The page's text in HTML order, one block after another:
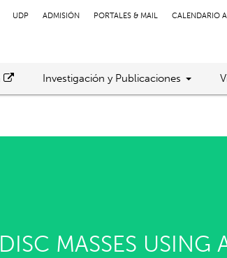
UDP ADMISIÓN PORTALES & MAIL CALENDARIO
Investigación y Publicaciones
MASSES USING